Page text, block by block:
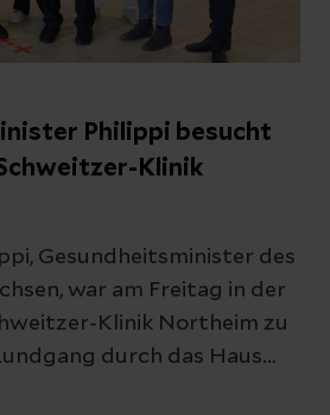
Philippi besucht
Klinik
Gesundheitsminister des
war am Freitag in der
Klinik Northeim zu
durch das Haus
Notaufnahme, das